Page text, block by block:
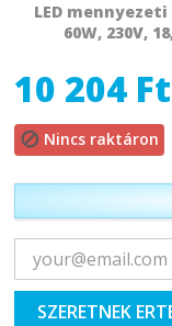
LED mennyezeti
60W, 230V,
10 204 Ft
 Nincs raktáron
SZERETNEK